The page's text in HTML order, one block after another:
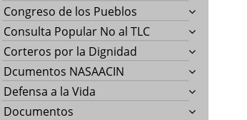
Congreso de los Pueblos
Consulta Popular No al TLC
Corteros por la Dignidad
Dcumentos NASAACIN
Defensa a la Vida
Documentos